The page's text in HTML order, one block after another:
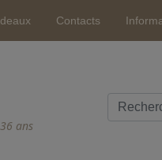
Contacts
ans